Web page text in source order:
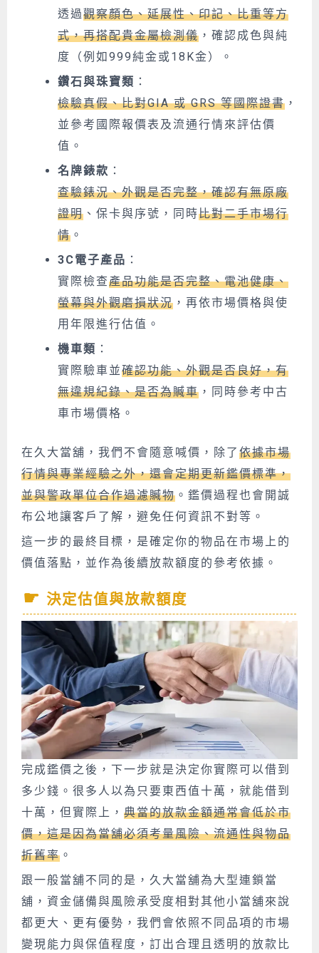
透過觀察顏色、延展性、印記、比重等方
式，再搭配貴金屬檢測儀 ，確認成色與純
度（例如999純金或18K金）。
鑽石與珠寶類 ：
檢驗真假、比對GIA 或 GRS 等國際證書 ，
並參考國際報價表及流通行情來評估價
值。
名牌錶款 ：
查驗錶況、外觀是否完整，確認有無原廠
證明 、保卡與序號，同時比對二手市場行
情 。
3C電子產品 ：
實際檢查產品功能是否完整、電池健康、
螢幕與外觀磨損狀況 ，再依市場價格與使
用年限進行估值。
機車類 ：
實際驗車並確認功能、外觀是否良好，有
無違規紀錄、是否為贓車 ，同時參考中古
車市場價格。
在久大當舖，我們不會隨意喊價，除了 依據市場
行情與專業經驗之外，還會定期更新鑑價標準，
並與警政單位合作過濾贓物 。鑑價過程也會開誠
布公地讓客戶了解，避免任何資訊不對等。
這一步的最終目標，是確定你的物品在市場上的
價值落點，並作為後續放款額度的參考依據。
決定估值與放款額度
完成鑑價之後，下一步就是決定你實際可以借到
多少錢。很多人以為只要東西值十萬，就能借到
十萬，但實際上， 典當的放款金額通常會低於市
價，這是因為當舖必須考量風險、流通性與物品
折舊率 。
跟一般當舖不同的是，久大當舖為大型連鎖當
舖，資金儲備與風險承受度相對其他小當舖來說
都更大、更有優勢，我們 會依照不同品項的市場
變現能力與保值程度，訂出合理且透明的放款比